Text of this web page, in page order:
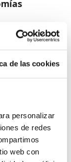
de las cookies
personalizar
de redes
web con
de